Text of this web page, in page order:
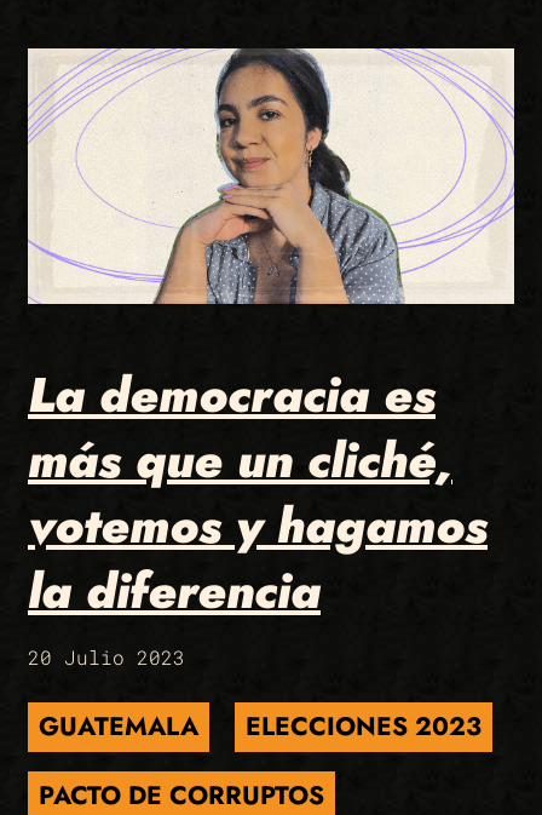
La democracia es
más que un cliché,
votemos y hagamos
la diferencia
20 Julio 2023
GUATEMALA
ELECCIONES 2023
PACTO DE CORRUPTOS